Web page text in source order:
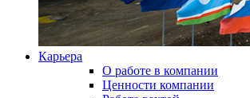
Карьера
О работе в компании
Ценности компании